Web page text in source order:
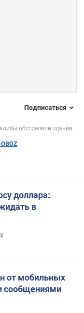
Подписаться
обстреляли здания...
доллара:
в
от мобильных
сообщениями